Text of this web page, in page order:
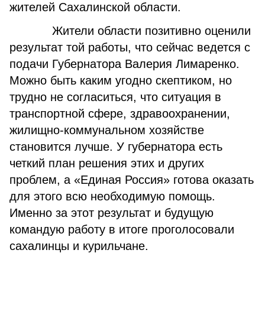
жителей Сахалинской области.
Жители области позитивно оценили
результат той работы, что сейчас ведется с
подачи Губернатора Валерия Лимаренко.
Можно быть каким угодно скептиком, но
трудно не согласиться, что ситуация в
транспортной сфере, здравоохранении,
жилищно-коммунальном хозяйстве
становится лучше. У губернатора есть
четкий план решения этих и других
проблем, а «Единая Россия» готова оказать
для этого всю необходимую помощь.
Именно за этот результат и будущую
командую работу в итоге проголосовали
сахалинцы и курильчане.